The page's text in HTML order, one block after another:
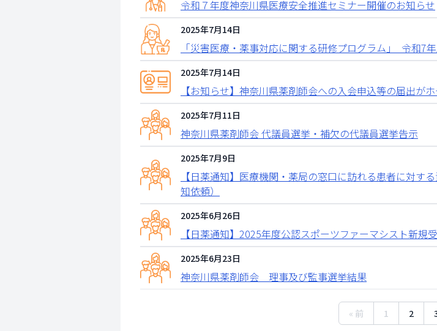
令和７年度神奈川県医療安全推進セミナー開催のお知らせ
2025年7月14日
「災害医療・薬事対応に関する研修プログラム」_令和7
2025年7月14日
【お知らせ】神奈川県薬剤師会への入会申込等の届出が
2025年7月11日
神奈川県薬剤師会 代議員選挙・補欠の代議員選挙告示
2025年7月9日
【日薬通知】医療機関・薬局の窓口に訪れる患者に対す
知依頼）
2025年6月26日
【日薬通知】2025年度公認スポーツファーマシスト新規
2025年6月23日
神奈川県薬剤師会 理事及び監事選挙結果
« 前 1 2